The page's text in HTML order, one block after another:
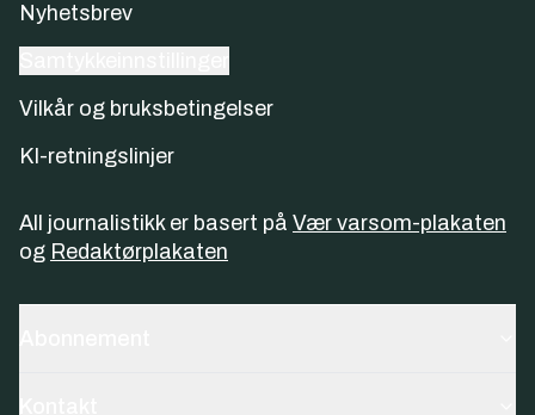
Nyhetsbrev
Vilkår og bruksbetingelser
KI-retningslinjer
All journalistikk er basert på Vær varsom-plakaten
og Redaktørplakaten